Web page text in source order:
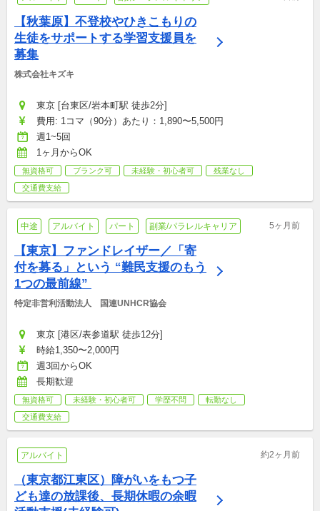
【秋葉原】不登校やひきこもりの
生徒をサポートする学習支援員を
募集
株式会社キズキ
東京 [台東区/岩本町駅 徒歩2分]
費用: 1コマ（90分）あたり：1,890〜5,500円
週1~5回
1ヶ月からOK
無資格可 ブランク可 未経験・初心者可
残業なし
交通費支給
中途 アルバイト パート 副業/パラレルキャリア 5ヶ月前
【東京】ファンドレイザー／「寄
付を募る」という “難民支援のもう
特定非営利活動法人　国連UNHCR協会
東京 [港区/表参道駅 徒歩12分]
時給1,350〜2,000円
週3回からOK
長期歓迎
無資格可 未経験・初心者可 学歴不問
転勤なし
交通費支給
アルバイト 約2ヶ月前
（東京都江東区）障がいをもつ子
ども達の放課後、長期休暇の余暇